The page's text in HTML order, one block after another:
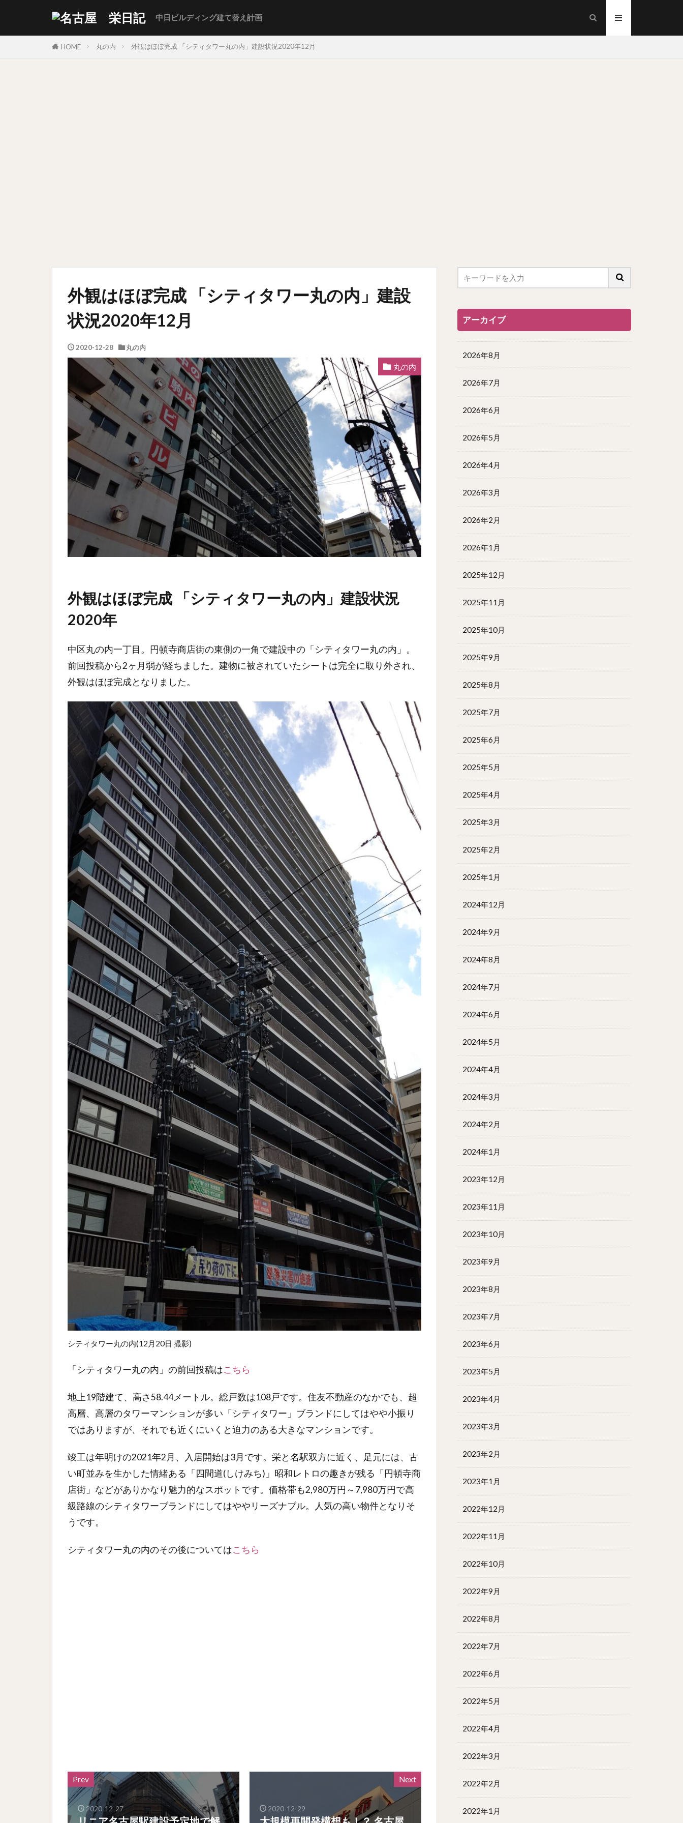
中日ビルディング建て替え計画
HOME 丸の内 外観はほぼ完成 「シティタワー丸の内」建設状況2020年12月
外観はほぼ完成 「シティタワー丸の内」建設
状況2020年12月
2020-12-28 丸の内
丸の内
外観はほぼ完成 「シティタワー丸の内」建設状況
2020年
中区丸の内一丁目。円頓寺商店街の東側の一角で建設中の「シティタワー丸の内」。
前回投稿から2ヶ月弱が経ちました。建物に被されていたシートは完全に取り外され、
外観はほぼ完成となりました。
シティタワー丸の内(12月20日 撮影)
「シティタワー丸の内」の前回投稿はこちら
地上19階建て、高さ58.44メートル。総戸数は108戸です。住友不動産のなかでも、超
高層、高層のタワーマンションが多い「シティタワー」ブランドにしてはやや小振り
ではありますが、それでも近くにいくと迫力のある大きなマンションです。
竣工は年明けの2021年2月、入居開始は3月です。栄と名駅双方に近く、足元には、古
い町並みを生かした情緒ある「四間道(しけみち)」昭和レトロの趣きが残る「円頓寺商
店街」などがありかなり魅力的なスポットです。価格帯も2,980万円～7,980万円で高
級路線のシティタワーブランドにしてはややリーズナブル。人気の高い物件となりそ
うです。
シティタワー丸の内のその後についてはこちら
Prev
2020-12-27
Next
2020-12-29
アーカイブ
2026年8月
2026年7月
2026年6月
2026年5月
2026年4月
2026年3月
2026年2月
2026年1月
2025年12月
2025年11月
2025年10月
2025年9月
2025年8月
2025年7月
2025年6月
2025年5月
2025年4月
2025年3月
2025年2月
2025年1月
2024年12月
2024年9月
2024年8月
2024年7月
2024年6月
2024年5月
2024年4月
2024年3月
2024年2月
2024年1月
2023年12月
2023年11月
2023年10月
2023年9月
2023年8月
2023年7月
2023年6月
2023年5月
2023年4月
2023年3月
2023年2月
2023年1月
2022年12月
2022年11月
2022年10月
2022年9月
2022年8月
2022年7月
2022年6月
2022年5月
2022年4月
2022年3月
2022年2月
2022年1月